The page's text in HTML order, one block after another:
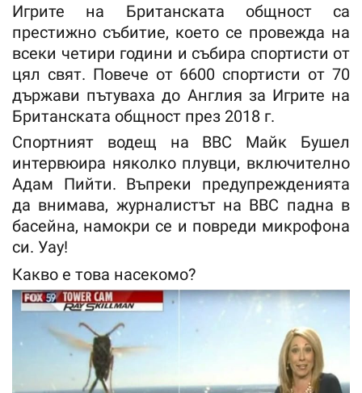
Игрите на Британската общност са
престижно събитие, което се провежда на
всеки четири години и събира спортисти от
цял ​​свят. Повече от 6600 спортисти от 70
държави пътуваха до Англия за Игрите на
Британската общност през 2018 г.
Спортният водещ на BBC Майк Бушел
интервюира няколко плувци, включително
Адам Пийти. Въпреки предупрежденията
да внимава, журналистът на BBC падна в
басейна, намокри се и повреди микрофона
си. Уау!
Какво е това насекомо?